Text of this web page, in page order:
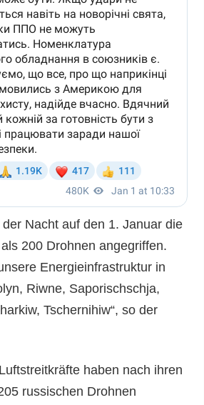
Nacht auf den 1. Januar die
200 Drohnen angegriffen.
Energieinfrastruktur in
Riwne, Saporischschja,
Tschernihiw“, so der
haben nach ihren
russischen Drohnen